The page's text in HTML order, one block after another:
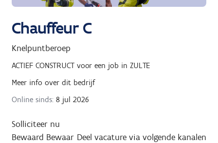
a
r
Chauffeur C
Knelpuntberoep
ACTIEF CONSTRUCT voor een job in ZULTE
Meer info over dit bedrijf
Online sinds: 8 jul 2026
Solliciteer nu
Bewaard Bewaar Deel vacature via volgende kanalen